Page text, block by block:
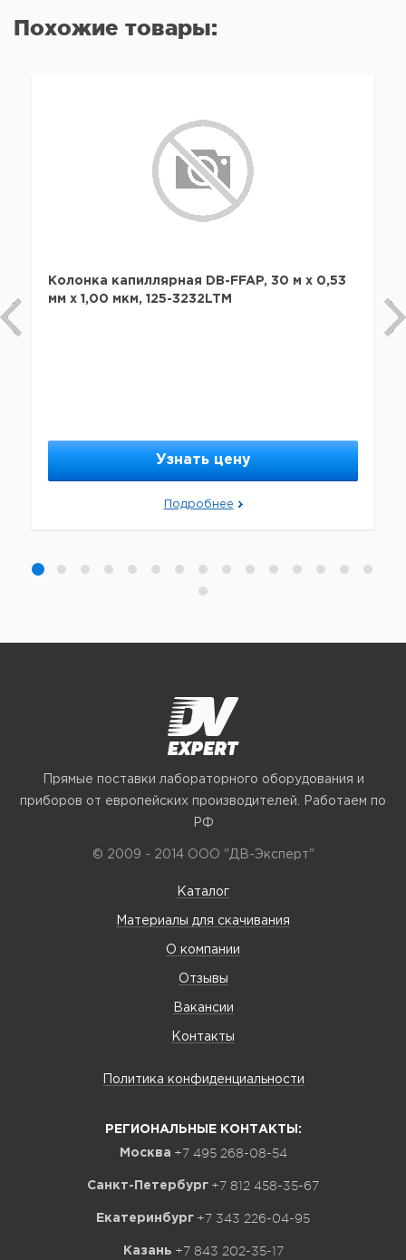
Похожие товары:
Колонка капиллярная DB-FFAP, 30 м x 0,53
мм х 1,00 мкм, 125-3232LTM
Узнать цену
Подробнее
Прямые поставки лабораторного оборудования и
приборов от европейских производителей. Работаем по
РФ
© 2009 - 2014 ООО "ДВ-Эксперт"
Каталог
Материалы для скачивания
О компании
Отзывы
Вакансии
Контакты
Политика конфиденциальности
РЕГИОНАЛЬНЫЕ КОНТАКТЫ:
Москва +7 495 268-08-54
Санкт-Петербург +7 812 458-35-67
Екатеринбург +7 343 226-04-95
Казань +7 843 202-35-17